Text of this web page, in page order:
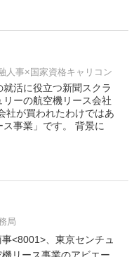
人事×国家資格キャリコン
活に役立つ新聞スクラ
ーの航空機リース会社
社が買われたわけではあ
事業」です。 背景に
局
<8001>、東京センチュ
リース事業のアビエー